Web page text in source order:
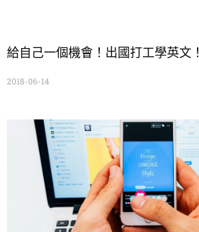
給自己一個機會！出國打工學英文！
2018-06-14